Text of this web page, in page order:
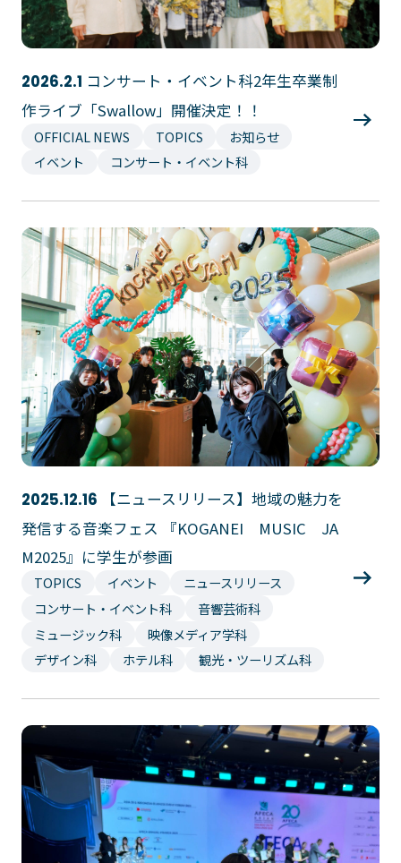
教育方針
アクセス
動画で見るテクノスカレッ
学科一覧
WEBエントリー・WEB出願 情報公開・シラバス
東京工学院専門学校
音響芸術科
映像メディア学科
ミュージック科
声優・演劇科
ゲームクリエーター科
アニメ・マンガ科
デザイン科
CGクリエーター科
スポーツビジネス科
こども科
インテリアデザイン科
情報システム科
電気電子学科
航空学科
法律情報科
ビジネス情報科
公務員科
大学併修学科/教育専攻科/
研究科
東京エアトラベル・ホテル専門学校
英語キャリア科
ホテル科
ブライダル科
エアラインサービス科
鉄道交通科
大学併修学科/研究科
キャリア支援
キャンパスライフ
キャンパスマップ
校外施設
部活・クラブ紹介
学生寮・マンション
学生委員会
入学のご案内
5つの入学方法
2026.2.1 コンサート・イベント科2年生卒業制
作ライブ「Swallow」開催決定！！
OFFICIAL NEWS TOPICS
お知らせ
イベント
コンサート・イベント科
2025.12.16
【ニュースリリース】地域の魅力を
発信する音楽フェス 『KOGANEI MUSIC JA
M2025』に学生が参画
TOPICS イベント
ニュースリリース
コンサート・イベント科
音響芸術科
ミュージック科
映像メディア学科
デザイン科
ホテル科 観光・ツーリズム科